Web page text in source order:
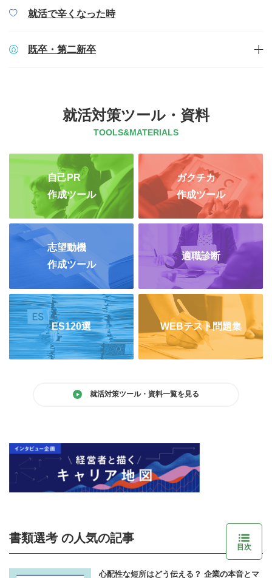
就活で辛くなった時
既卒・第二新卒
就活対策ツール・資料
TOOLS&MATERIALS
自己PR
作成ツール
ガクチカ
作成ツール
志望動機
作成ツール
適職診断
ES120選 WEBテスト問題集
就活対策ツール・資料一覧を見る
書類選考 の人気の記事
心配性な短所はどう伝える？ 企業の本音とマ
目次